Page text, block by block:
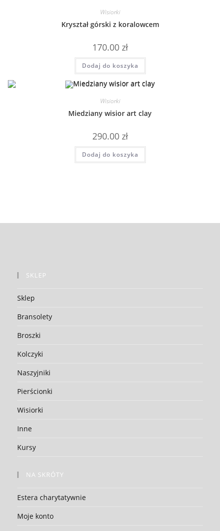
Wisiorki
Kryształ górski z koralowcem
170.00 zł
Dodaj do koszyka
Wisiorki
Miedziany wisior art clay
290.00 zł
Dodaj do koszyka
SKLEP
Sklep
Bransolety
Broszki
Kolczyki
Naszyjniki
Pierścionki
Wisiorki
Inne
Kursy
NA SKRÓTY
Estera charytatywnie
Moje konto